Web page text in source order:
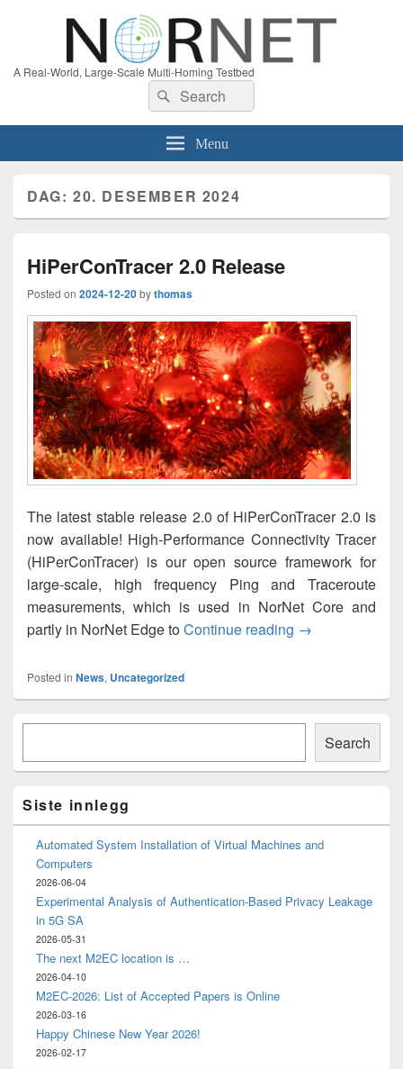
A Real-World, Large-Scale Multi-Homing Testbed
Search
for:
Search
Menu
DAG: 20. DESEMBER 2024
HiPerConTracer 2.0 Release
Posted on 2024-12-20bythomas
The latest stable release 2.0 of HiPerConTracer 2.0 is
now available! High-Performance Connectivity Tracer
(HiPerConTracer) is our open source framework for
large-scale, high frequency Ping and Traceroute
measurements, which is used in NorNet Core and
partly in NorNet Edge toContinue reading →
Posted in News, Uncategorized
Primary
Area
Search
Siste innlegg
Automated System Installation of Virtual Machines and
Computers
2026-06-04
Experimental Analysis of Authentication-Based Privacy Leakage
in 5G SA
2026-05-31
The next M2EC location is …
2026-04-10
M2EC-2026: List of Accepted Papers is Online
2026-03-16
Happy Chinese New Year 2026!
2026-02-17